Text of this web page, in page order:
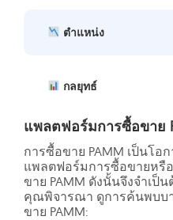
ตำแหน่ง
กลยุทธ์
แพลตฟอร์มการซื้อขาย
การซื้อขาย PAMM เป็นโอ
แพลตฟอร์มการซื้อขายหรื
ขาย PAMM ดังนั้นจึงจำเป็
คุณพิจารณา ดูการค้นพบบา
ขาย PAMM: